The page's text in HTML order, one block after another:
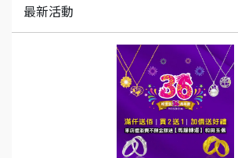
最新活動